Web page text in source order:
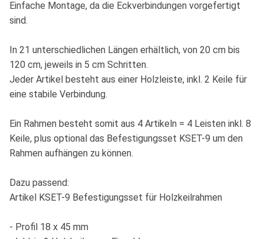
Einfache Montage, da die Eckverbindungen vorgefertigt
sind.
In 21 unterschiedlichen Längen erhältlich, von 20 cm bis
120 cm, jeweils in 5 cm Schritten.
Jeder Artikel besteht aus einer Holzleiste, inkl. 2 Keile für
eine stabile Verbindung.
Ein Rahmen besteht somit aus 4 Artikeln = 4 Leisten inkl. 8
Keile, plus optional das Befestigungsset KSET-9 um den
Rahmen aufhängen zu können.
Dazu passend:
Artikel KSET-9 Befestigungsset für Holzkeilrahmen
- Profil 18 x 45 mm